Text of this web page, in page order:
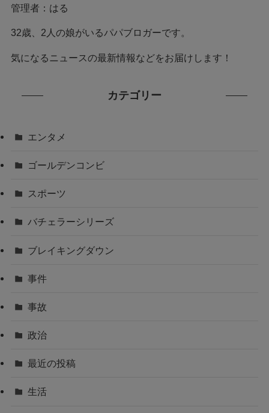
管理者：はる
32歳、2人の娘がいるパパブロガーです。
気になるニュースの最新情報などをお届けします！
カテゴリー
エンタメ
ゴールデンコンビ
スポーツ
バチェラーシリーズ
ブレイキングダウン
事件
事故
政治
最近の投稿
生活